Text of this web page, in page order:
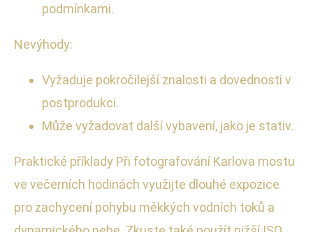
podmínkami.
Nevýhody:
Vyžaduje pokročilejší znalosti a dovednosti v
postprodukci.
Může vyžadovat další vybavení, jako je stativ.
Praktické příklady Při fotografování Karlova mostu
ve večerních hodinách využijte dlouhé expozice
pro zachycení pohybu měkkých vodních toků a